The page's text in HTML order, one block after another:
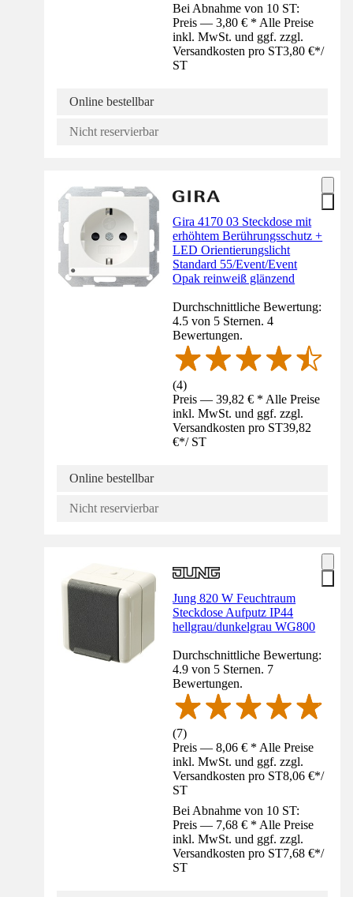
Bei Abnahme von 10 ST:
Preis — 3,80 € * Alle Preise
inkl. MwSt. und ggf. zzgl.
Versandkosten pro ST3,80 €*/
ST
Online bestellbar
Nicht reservierbar
Gira 4170 03 Steckdose mit
erhöhtem Berührungsschutz +
LED Orientierungslicht
Standard 55/Event/Event
Opak reinweiß glänzend
Durchschnittliche Bewertung:
4.5 von 5 Sternen. 4
Bewertungen.
(4)
Preis — 39,82 € * Alle Preise
inkl. MwSt. und ggf. zzgl.
Versandkosten pro ST39,82
€*/ ST
Online bestellbar
Nicht reservierbar
Jung 820 W Feuchtraum
Steckdose Aufputz IP44
hellgrau/dunkelgrau WG800
Durchschnittliche Bewertung:
4.9 von 5 Sternen. 7
Bewertungen.
(7)
Preis — 8,06 € * Alle Preise
inkl. MwSt. und ggf. zzgl.
Versandkosten pro ST8,06 €*/
ST
Bei Abnahme von 10 ST:
Preis — 7,68 € * Alle Preise
inkl. MwSt. und ggf. zzgl.
Versandkosten pro ST7,68 €*/
ST